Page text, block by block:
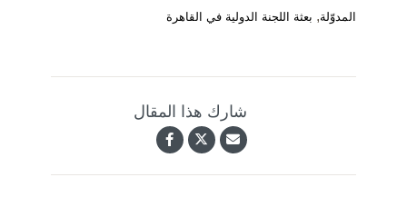
المدوّلة, بعثة اللجنة الدولية في القاهرة
شارك هذا المقال